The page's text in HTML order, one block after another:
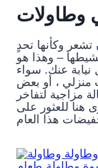
وطاولات
وكأنها تحدٍ
– وهذا هو
نيابة عنك. سواء
منزلي ، أو بعض
مزاجية لتفاخر
هنا للعثور على